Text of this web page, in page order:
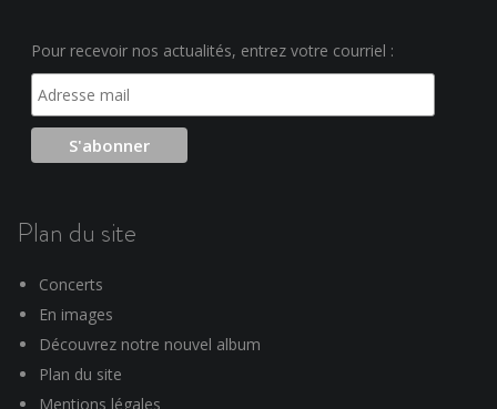
Pour recevoir nos actualités, entrez votre courriel :
Plan du site
Concerts
En images
Découvrez notre nouvel album
Plan du site
Mentions légales